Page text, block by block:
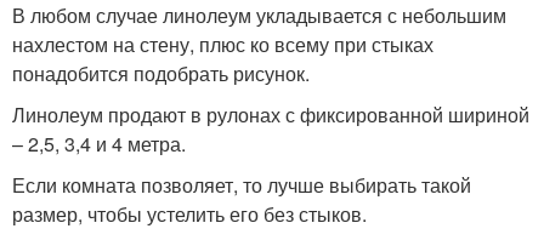
В любом случае линолеум укладывается с небольшим
нахлестом на стену, плюс ко всему при стыках
понадобится подобрать рисунок.
Линолеум продают в рулонах с фиксированной шириной
– 2,5, 3,4 и 4 метра.
Если комната позволяет, то лучше выбирать такой
размер, чтобы устелить его без стыков.